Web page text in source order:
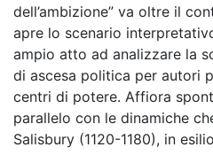
dell’ambizione” va oltre il
apre lo scenario
ampio atto ad analizzare la
di ascesa politica per autori
centri di potere. Affiora
parallelo con le dinamiche
Salisbury (1120-1180), in